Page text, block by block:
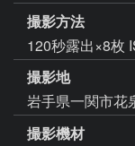
撮影方法
120秒露出×8枚
撮影地
岩手県一関市花
撮影機材